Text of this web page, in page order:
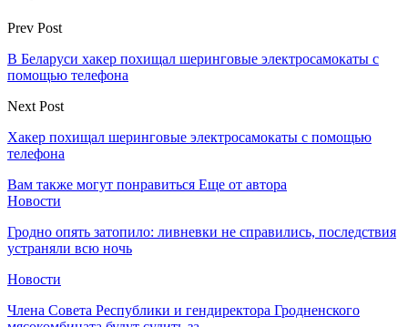
Prev Post
В Беларуси хакер похищал шеринговые электросамокаты с
помощью телефона
Next Post
Хакер похищал шеринговые электросамокаты с помощью
телефона
Вам также могут понравиться Еще от автора
Новости
Гродно опять затопило: ливневки не справились, последствия
устраняли всю ночь
Новости
Члена Совета Республики и гендиректора Гродненского